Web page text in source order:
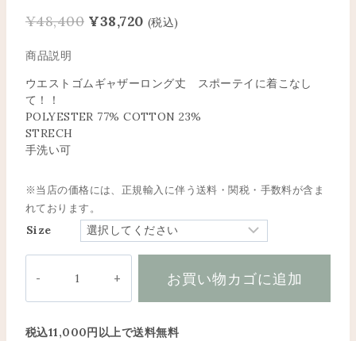
¥48,400 元
格
¥48,400
た。
¥38,720現
価
は
す。
(税込)
ウエストゴムギャザーロング丈 スポーテイに着こなし
て！！
POLYESTER 77% COTTON 23%
STRECH
手洗い可
※当店の価格には、正規輸入に伴う送料・関税・手数料が含ま
れております。
Size
flare
DRYKORN
お買い物カゴに追加
税込11,000円以上で送料無料